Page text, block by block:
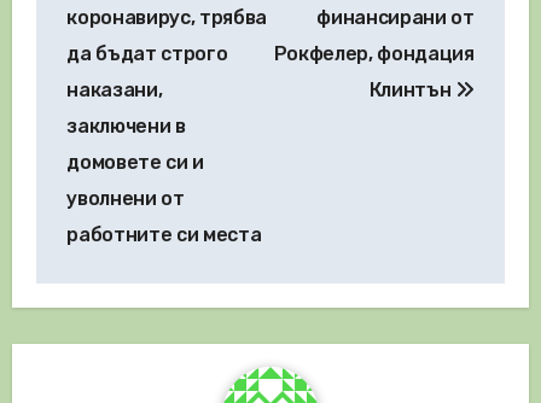
коронавирус, трябва
да бъдат строго
наказани,
заключени в
домовете си и
уволнени от
работните си места
финансирани от
Рокфелер, фондация
Клинтън